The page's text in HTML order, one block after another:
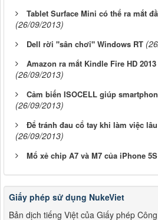
Tablet Surface Mini có thể ra mắt
(26/09/2013)
Dell rời "sân chơi" Windows RT
Amazon ra mắt Kindle Fire HD
(26/09/2013)
Cảm biến ISOCELL giúp
(26/09/2013)
Để tránh đau cổ tay khi làm việc
(26/09/2013)
Mổ xẻ chip A7 và M7 của iPhone 5S
Giấy phép sử dụng NukeViet
Bản dịch tiếng Việt của Giấy phép